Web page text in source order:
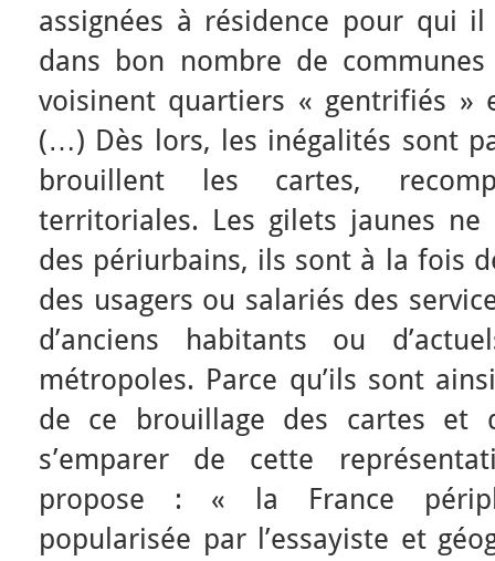
assignées à résidence pour qui
dans bon nombre de
voisinent quartiers « gentrifiés »
(…) Dès lors, les inégalités sont
brouillent les cartes,
territoriales. Les gilets jaunes
des périurbains, ils sont à la fois
des usagers ou salariés des
d’anciens habitants ou
métropoles. Parce qu’ils sont
de ce brouillage des cartes et
s’emparer de cette
propose : « la France
popularisée par l’essayiste et